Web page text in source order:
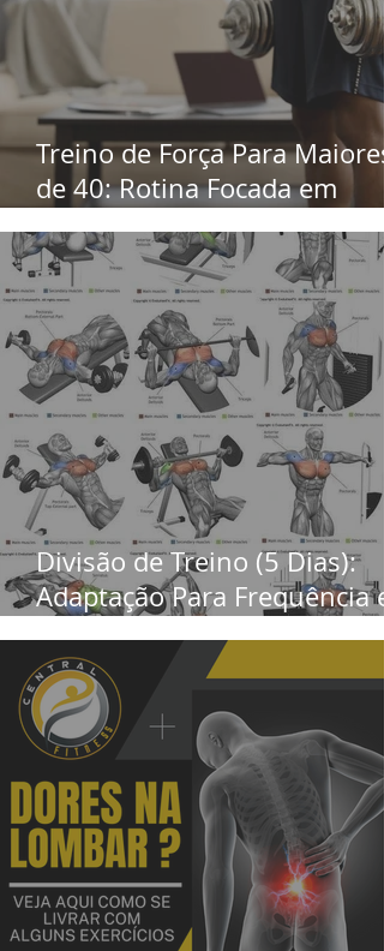
Treino de Força Para Maiores
de 40: Rotina Focada em
Independência Física
Divisão de Treino (5 Dias):
Adaptação Para Frequência e
Volume Semanal